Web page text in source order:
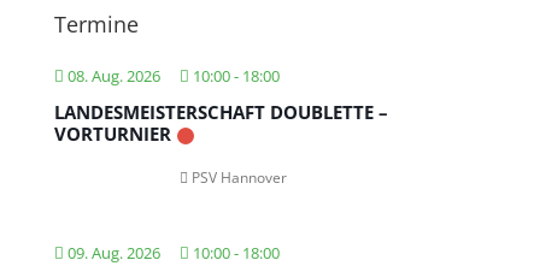
Termine
08. Aug. 2026 10:00- 18:00
LANDESMEISTERSCHAFT DOUBLETTE –
VORTURNIER
PSV Hannover
09. Aug. 2026 10:00- 18:00